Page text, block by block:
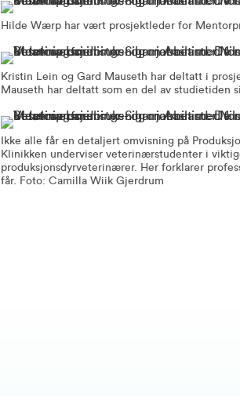
Hilde Wærp har vært prosjektleder for
Kristin Lein og Gard Mauseth har deltatt i
Mauseth har deltatt som en del av studietiden
Ikke alle får en detaljert omvisning på
Klinikken underviser veterinærstudenter i
produksjonsdyrveterinærer. Her forklarer
får. Foto: Camilla Wiik Gjerdrum